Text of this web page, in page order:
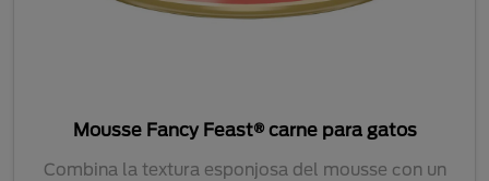
Mousse Fancy Feast® carne para gatos
Combina la textura esponjosa del mousse con un